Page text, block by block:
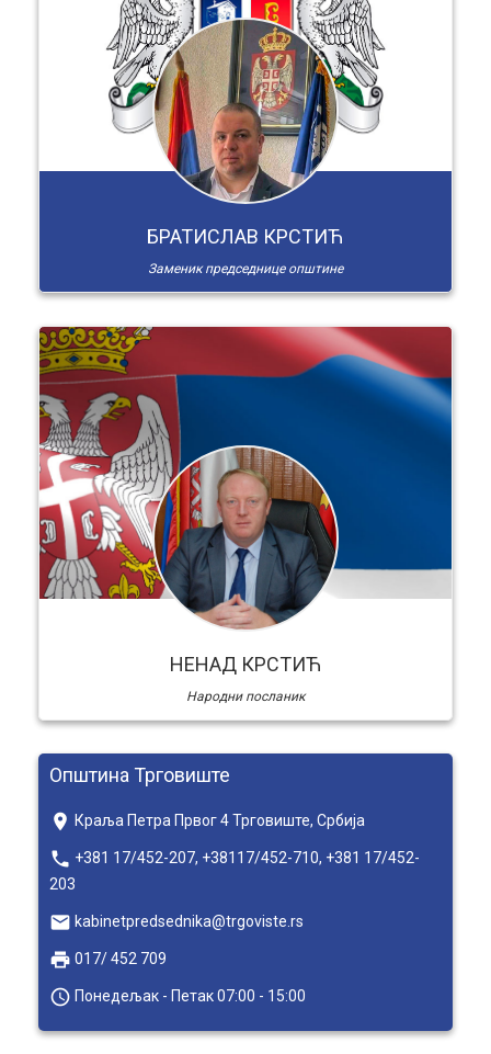
БРАТИСЛАВ КРСТИЋ
Заменик председнице општине
НЕНАД КРСТИЋ
Народни посланик
Општина Трговиште
place Краља Петра Првог 4 Трговиште, Србија
local_phone +381 17/452-207, +38117/452-710, +381 17/452-
203
email kabinetpredsednika@trgoviste.rs
local_printshop 017/ 452 709
access_time Понедељак - Петак 07:00 - 15:00